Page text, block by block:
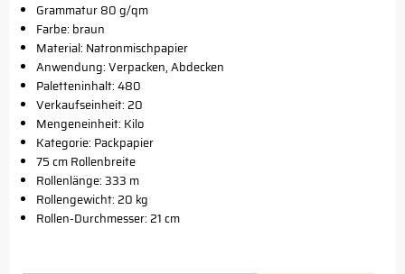
Grammatur 80 g/qm
Farbe: braun
Material: Natronmischpapier
Anwendung: Verpacken, Abdecken
Paletteninhalt: 480
Verkaufseinheit: 20
Mengeneinheit: Kilo
Kategorie: Packpapier
75 cm Rollenbreite
Rollenlänge: 333 m
Rollengewicht: 20 kg
Rollen-Durchmesser: 21 cm